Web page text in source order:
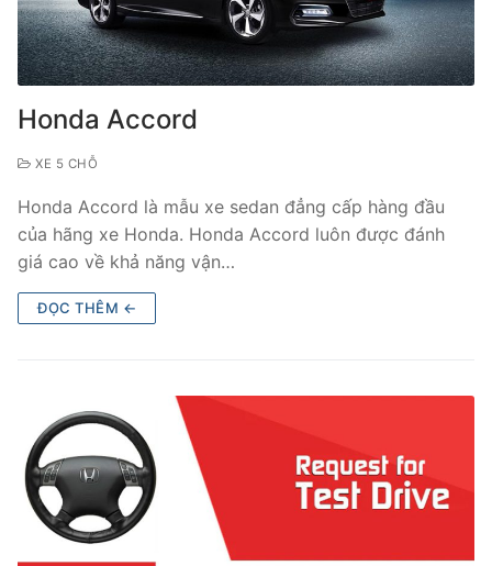
Honda Accord
XE 5 CHỖ
Honda Accord là mẫu xe sedan đẳng cấp hàng đầu
của hãng xe Honda. Honda Accord luôn được đánh
giá cao về khả năng vận…
ĐỌC THÊM ←